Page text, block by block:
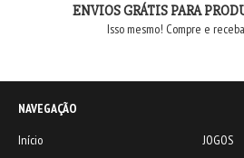
ENVIOS GRÁTIS PARA
Isso mesmo! Compre e
NAVEGAÇÃO
Início
JOGOS